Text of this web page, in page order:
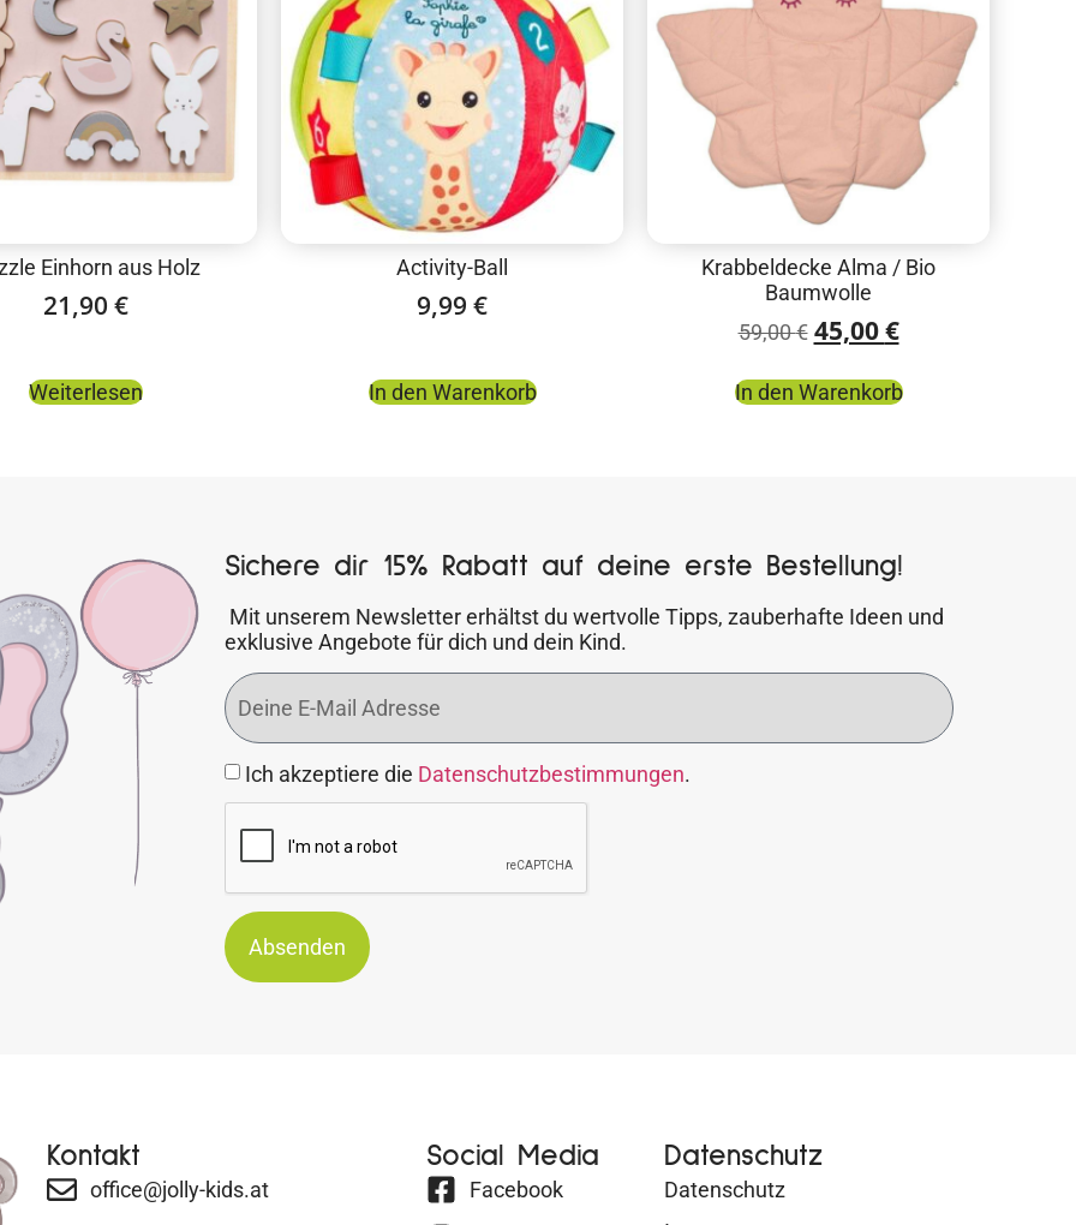
Einhorn aus Holz
21,90 €
Weiterlesen
Activity-Ball
9,99 €
In den Warenkorb
Krabbeldecke Alma / Bio
Baumwolle
59,00€ 45,00€
In den Warenkorb
Sichere dir 15% Rabatt auf deine erste Bestellung!
Mit unserem Newsletter erhältst du wertvolle Tipps, zauberhafte Ideen und
exklusive Angebote für dich und dein Kind.
Ich akzeptiere die Datenschutzbestimmungen.
Absenden
Kontakt
office@jolly-kids.at
Social Media
Facebook
Datenschutz
Datenschutz